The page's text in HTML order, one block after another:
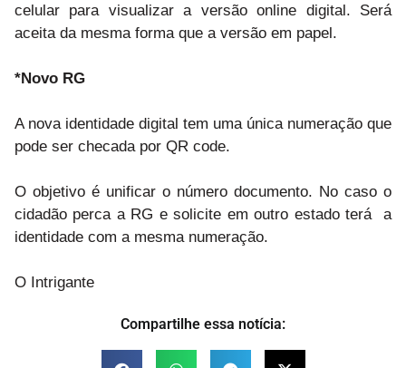
celular para visualizar a versão online digital. Será
aceita da mesma forma que a versão em papel.
*Novo RG
A nova identidade digital tem uma única numeração que
pode ser checada por QR code.
O objetivo é unificar o número documento. No caso o
cidadão perca a RG e solicite em outro estado terá a
identidade com a mesma numeração.
O Intrigante
Compartilhe essa notícia: